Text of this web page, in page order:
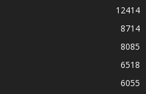
12414
8714
8085
6518
6055